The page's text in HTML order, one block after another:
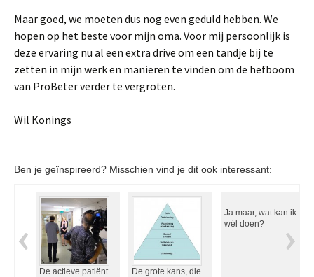
Maar goed, we moeten dus nog even geduld hebben. We
hopen op het beste voor mijn oma. Voor mij persoonlijk is
deze ervaring nu al een extra drive om een tandje bij te
zetten in mijn werk en manieren te vinden om de hefboom
van ProBeter verder te vergroten.
Wil Konings
Ben je geïnspireerd? Misschien vind je dit ook interessant:
De actieve patiënt
De grote kans, die
Ja maar, wat kan ik
wél doen?